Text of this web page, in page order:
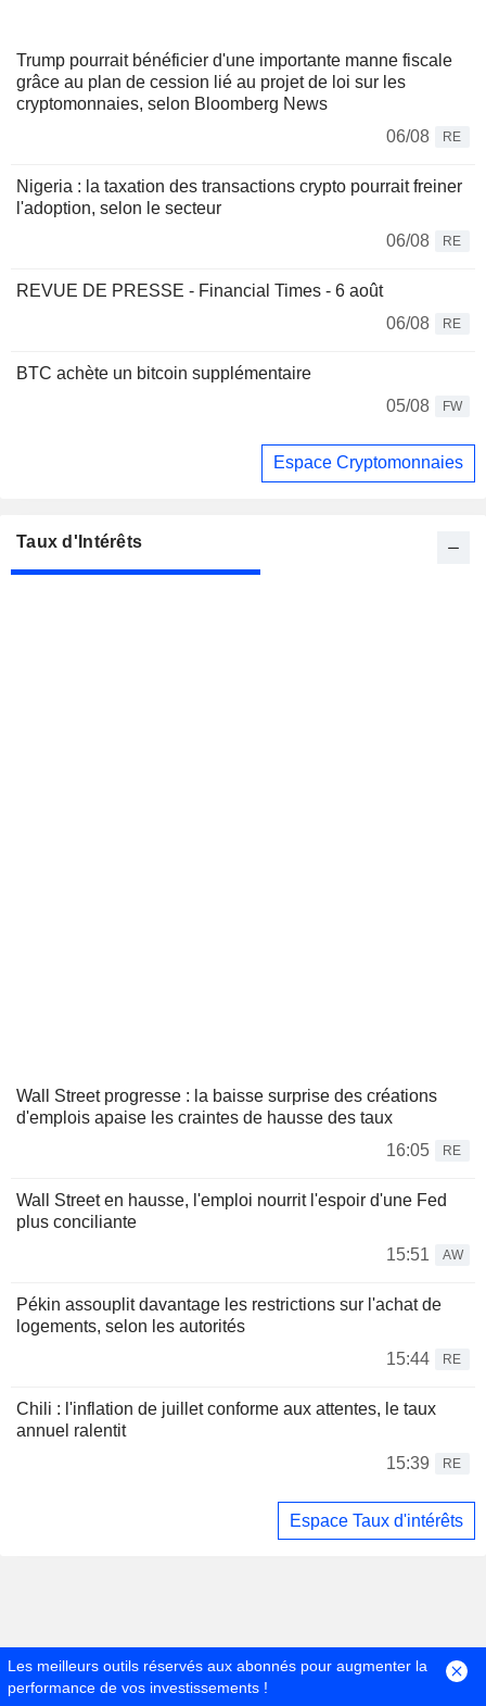
Trump pourrait bénéficier d'une importante manne fiscale
grâce au plan de cession lié au projet de loi sur les
cryptomonnaies, selon Bloomberg News
06/08
RE
Nigeria : la taxation des transactions crypto pourrait freiner
l'adoption, selon le secteur
06/08
RE
REVUE DE PRESSE - Financial Times - 6 août
06/08
RE
BTC achète un bitcoin supplémentaire
05/08
FW
Espace Cryptomonnaies
Taux d'Intérêts
Wall Street progresse : la baisse surprise des créations
d'emplois apaise les craintes de hausse des taux
16:05
RE
Wall Street en hausse, l'emploi nourrit l'espoir d'une Fed
plus conciliante
15:51
AW
Pékin assouplit davantage les restrictions sur l'achat de
logements, selon les autorités
15:44
RE
Chili : l'inflation de juillet conforme aux attentes, le taux
annuel ralentit
15:39
RE
Espace Taux d'intérêts
Les meilleurs outils réservés aux abonnés pour augmenter la
performance de vos investissements !